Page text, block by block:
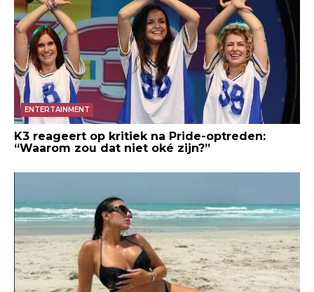
ENTERTAINMENT
K3 reageert op kritiek na Pride-optreden:
“Waarom zou dat niet oké zijn?”